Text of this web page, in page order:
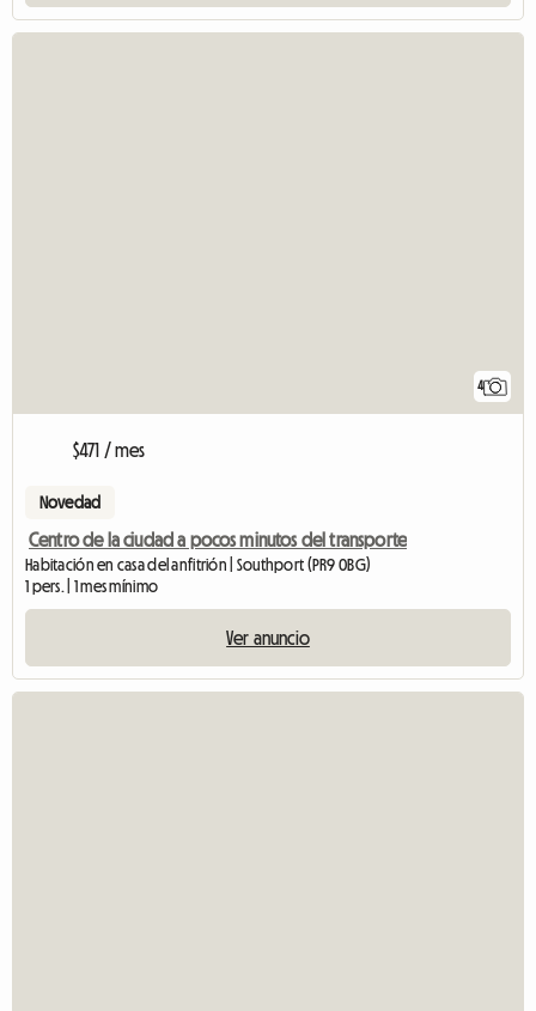
4
$471 / mes
Novedad
Centro de la ciudad a pocos minutos del transporte
Habitación en casa del anfitrión | Southport (PR9 0BG)
1 pers. | 1 mes mínimo
Ver anuncio